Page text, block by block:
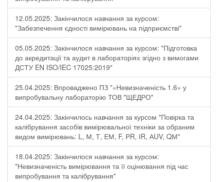
12.05.2025: Закінчилося навчання за курсом:
"Забезпечення єдності вимірювань на підприємстві"
05.05.2025: Закінчилося навчання за курсом: "Підготовка
до акредитації та аудит в лабораторіях згідно з вимогами
ДСТУ EN ISO/IEC 17025:2019"
25.04.2025: Впроваджено ПЗ "«Невизначеність 1.6» у
випробувальну лабораторію ТОВ "ЩЕДРО"
24.04.2025: Закінчилось навчання за курсом "Повірка та
калібрування засобів вимірювальної техніки за обраним
видом вимірювань: L, М, Т, ЕМ, F, РR, ІR, АUV, QМ"
18.04.2025: Закінчилося навчання за курсом:
"Невизначеність вимірювання та її оцінювання під час
випробування та калібрування"